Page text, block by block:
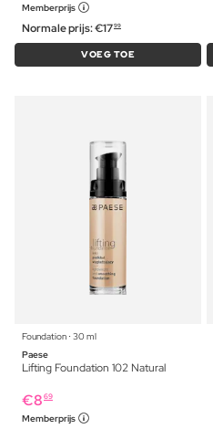
Memberprijs
Normale prijs:€1799
VOEG TOE
Foundation ⋅ 30 ml
Paese
Lifting Foundation 102 Natural
€8 69
Memberprijs